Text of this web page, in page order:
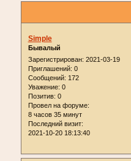
Simple
Бывалый
Зарегистрирован: 2021-03-19
Приглашений: 0
Сообщений: 172
Уважение: 0
Позитив: 0
Провел на форуме:
8 часов 35 минут
Последний визит:
2021-10-20 18:13:40